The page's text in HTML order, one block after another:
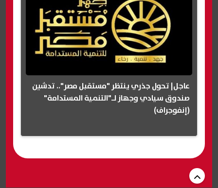
عاجل| تحول جذري ينتظر "مستقبل مصر".. تدشين
صندوق سيادي وجهاز لـ"التنمية المستدامة"
(إنفوجراف)